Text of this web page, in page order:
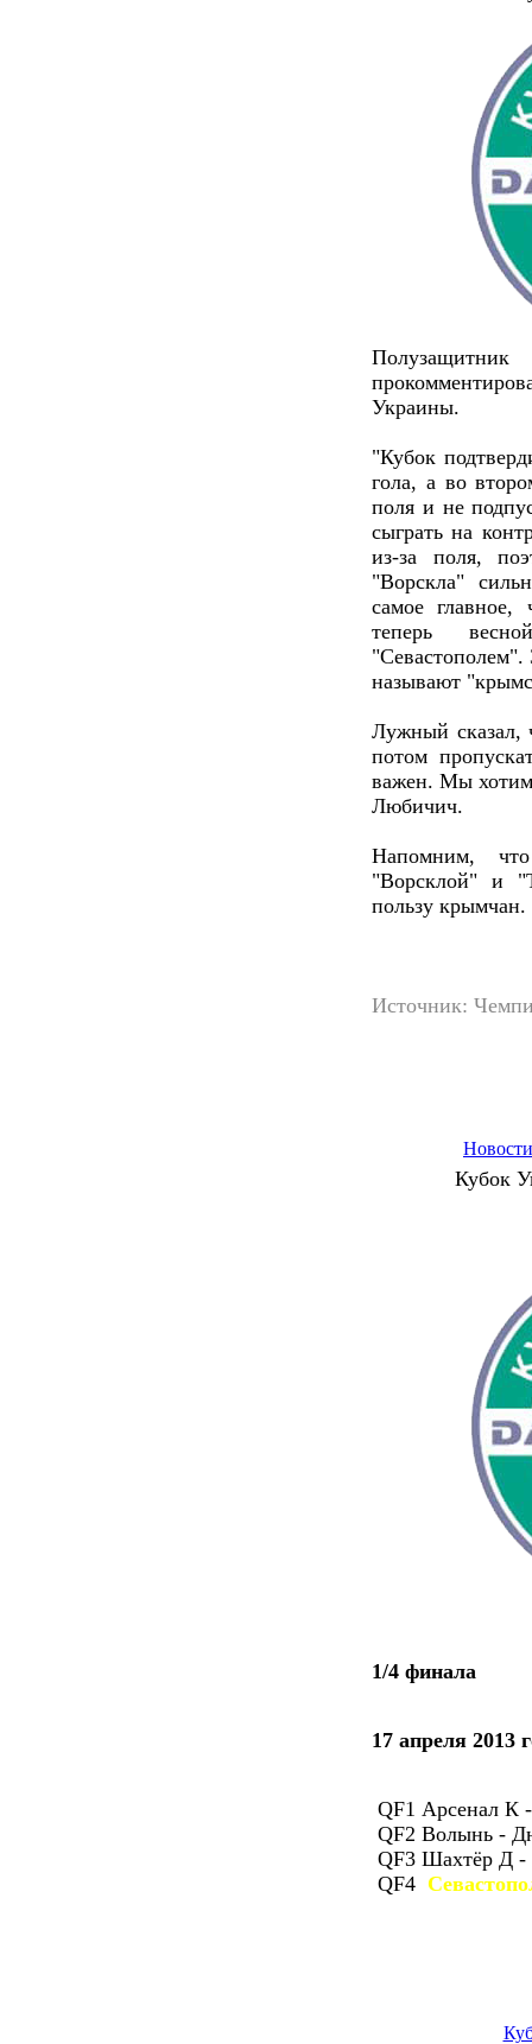
Украины.
"Кубок
гола, а во
поля и не
сыграть на
из-за поля,
"Ворскла"
самое
теперь
"Севастополем".
называют
Лужный сказал,
потом
важен. Мы хотим
Любичич.
Напомним,
"Ворсклой" и
пользу крымчан.
Источник:
Новости
Кубок
1/4 финала
17 апреля 2013
QF1 Арсенал
QF2 Волынь -
QF3 Шахтёр Д
QF4